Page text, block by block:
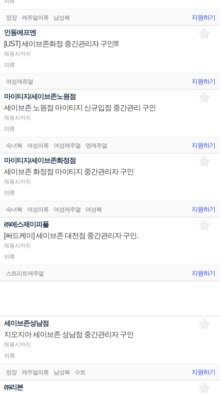
정장 캐주얼의류 남성복 지원하기
인동에프엔
[LIST] 세이브존화정 중간관리자 구인!!!
채용시까지
의류
여성캐쥬얼 지원하기
마이티지/세이브존노원점
세이브존 노원점 마이티지 신규입점 중간관리 구인
채용시까지
의류
숙녀복 여성의류 여성캐주얼 영캐주얼 지원하기
마이티지/세이브존화정점
세이브존 화정점 마이티지 중간관리자 구인
채용시까지
의류
숙녀복 여성의류 여성캐주얼 여성복 지원하기
㈜에스제이피플
[써드케이] 세이브존 대전점 중간관리자 구인.
채용시까지
의류
스트리트캐주얼 지원하기
세이브존성남점
지오지아 세이브존 성남점 중간관리자 구인
채용시까지
의류
정장 캐주얼의류 남성복 수트 지원하기
㈜리본